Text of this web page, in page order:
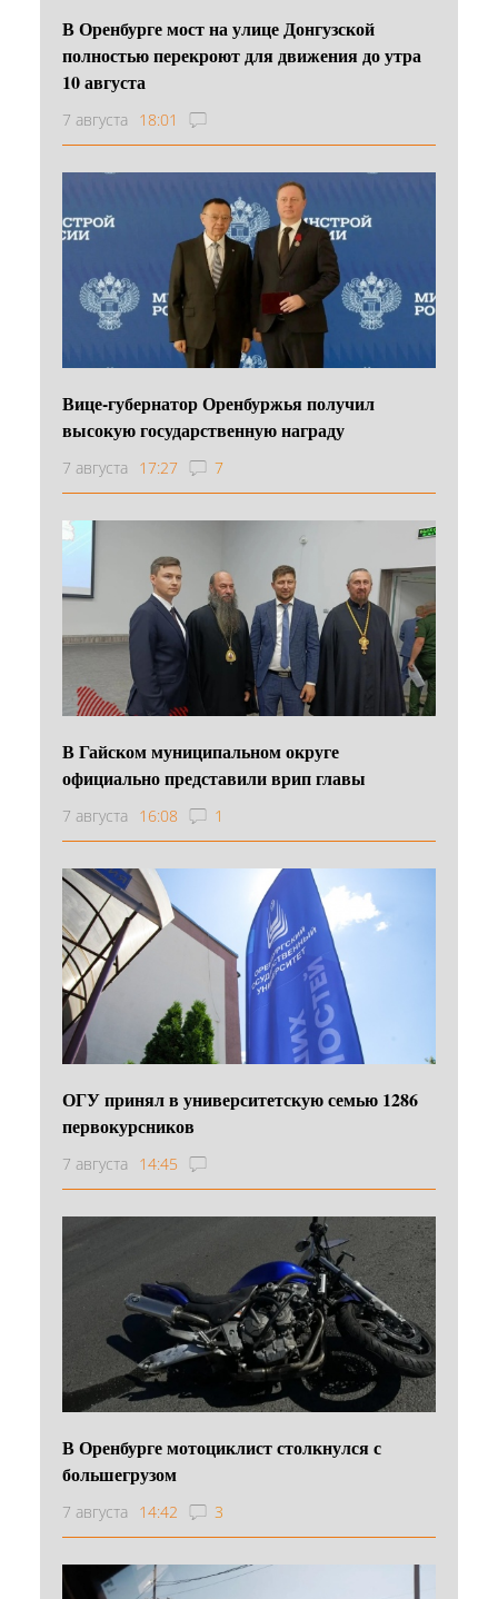
В Оренбурге мост на улице Донгузской
полностью перекроют для движения до утра
10 августа
7 августа 18:01
Вице-губернатор Оренбуржья получил
высокую государственную награду
7 августа 17:27 7
В Гайском муниципальном округе
официально представили врип главы
7 августа 16:08 1
ОГУ принял в университетскую семью 1286
первокурсников
7 августа 14:45
В Оренбурге мотоциклист столкнулся с
большегрузом
7 августа 14:42 3